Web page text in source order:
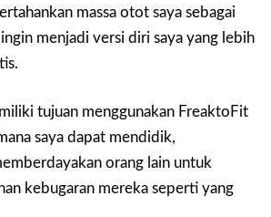
massa otot saya sebagai
menjadi versi diri saya yang lebih
tujuan menggunakan FreaktoFit
saya dapat mendidik,
orang lain untuk
kebugaran mereka seperti yang